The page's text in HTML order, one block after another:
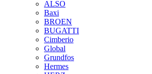
ALSO
Baxi
BROEN
BUGATTI
Cimberio
Global
Grundfos
Hermes